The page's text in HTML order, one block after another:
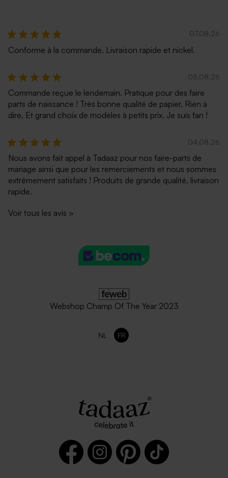
07.08.26
Conforme à la commande. Livraison rapide et nickel.
05.08.26
Commande reçue le lendemain. Pratique pour des faire
parts de naissance ! Très bonne qualité de papier. Rien à
dire. Et grand choix de modèles à petits prix. Je suis fan !
04.08.26
Nous avons fait appel à Tadaaz pour nos faire-parts de
mariage ainsi que pour les remerciements et nous sommes
extrêmement satisfaits ! Produits de grande qualité, livraison
rapide.
Voir tous les avis >
Webshop Champ Of The Year 2023
NL FR